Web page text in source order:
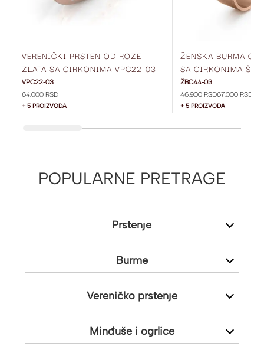
VERENIČKI PRSTEN OD ROZE
ZLATA SA CIRKONIMA VPC22-03
VPC22-03
64.000 RSD
+ 5 PROIZVODA
ŽENSKA BURMA OD
SA CIRKONIMA
ŽBC44-03
ŽBC44-03
46.900 RSD67.000 RSD
+ 5 PROIZVODA
POPULARNE PRETRAGE
Prstenje
Burme
Vereničko prstenje
Minđuše i ogrlice